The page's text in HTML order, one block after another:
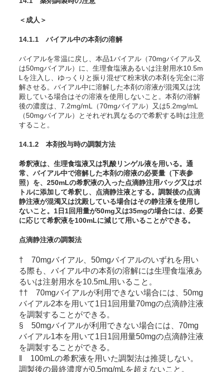
＜成人＞
14.1.1 バイアル中の本剤の溶解
バイアルを常温に戻し、本品1バイアル（70mgバイアル又
は50mgバイアル）に、生理食塩液あるいは注射用水10.5m
Lを注入し、ゆっくりと振り混ぜて粉末状の本剤を完全に溶
解させる。バイアル中に溶解した本剤の溶液が混濁又は沈
殿している場合はその溶液を使用しないこと。本剤の溶解
後の濃度は、7.2mg/mL（70mgバイアル）又は5.2mg/mL
（50mgバイアル）とそれぞれ異なるので希釈する時は注意
すること。
14.1.2 本剤投与時の調製方法
希釈液は、生理食塩液又は乳酸リンゲル液を用いる。通
常、バイアル中で溶解した本剤の溶液の必要量（下表参
照）を、250mLの希釈液の入った点滴静注用バッグ又はボ
トルに添加して希釈し、点滴静注液とする。調製後の点滴
静注液が混濁又は沈殿している場合はその静注液を使用し
ないこと。1日1回用量が50mg又は35mgの場合には、必要
に応じて希釈液を100mLに減じて用いることができる。
点滴静注液の調製法
† 70mgバイアル、50mgバイアルのいずれを用い
る際も、バイアル中の本剤の溶解には生理食塩液あ
るいは注射用水を10.5mL用いること。
†† 70mgバイアルが利用できない場合には、50mg
バイアル2本を用いて1日1回用量70mgの点滴静注液
を調製することができる。
§ 50mgバイアルが利用できない場合には、70mg
バイアル1本を用いて1日1回用量50mgの点滴静注液
を調製することができる。
‖ 100mLの希釈液を用いた調製法は推奨しない。
調製後の最終濃度が0.5mg/mLを超えないこと。